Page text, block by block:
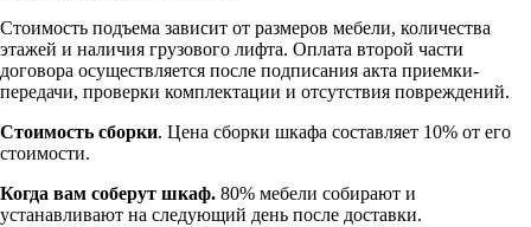
Стоимость подъема зависит от размеров мебели, количества
этажей и наличия грузового лифта. Оплата второй части
договора осуществляется после подписания акта приемки-
передачи, проверки комплектации и отсутствия повреждений.
Стоимость сборки. Цена сборки шкафа составляет 10% от его
стоимости.
Когда вам соберут шкаф. 80% мебели собирают и
устанавливают на следующий день после доставки.